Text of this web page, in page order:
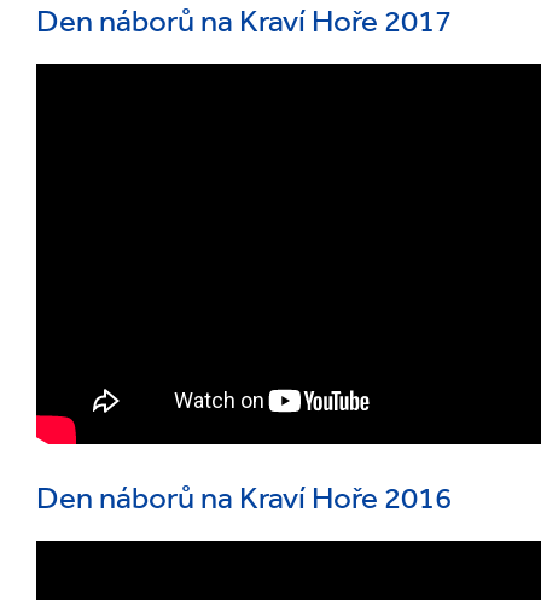
Den náborů na Kraví Hoře 2017
Den náborů na Kraví Hoře 2016